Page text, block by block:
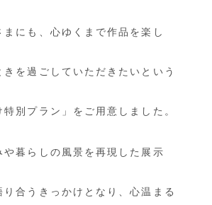
まにも、心ゆくまで作品を楽し
きを過ごしていただきたいという
特別プラン」をご用意しました。
や暮らしの風景を再現した展示
り合うきっかけとなり、心温まる